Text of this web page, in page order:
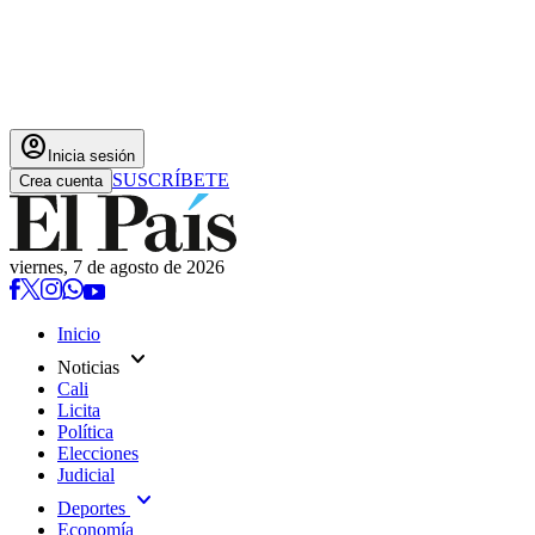
account_circle Inicia sesión
Crea cuenta SUSCRÍBETE
viernes, 7 de agosto de 2026
Inicio
Noticias expand_more
Cali
Licita
Política
Elecciones
Judicial
Deportes expand_more
Economía